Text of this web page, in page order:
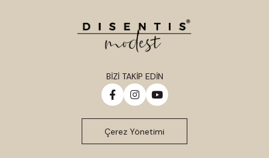
BİZİ TAKİP EDİN
Çerez Yönetimi